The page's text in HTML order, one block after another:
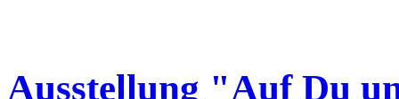
Ausstellung "Auf Du